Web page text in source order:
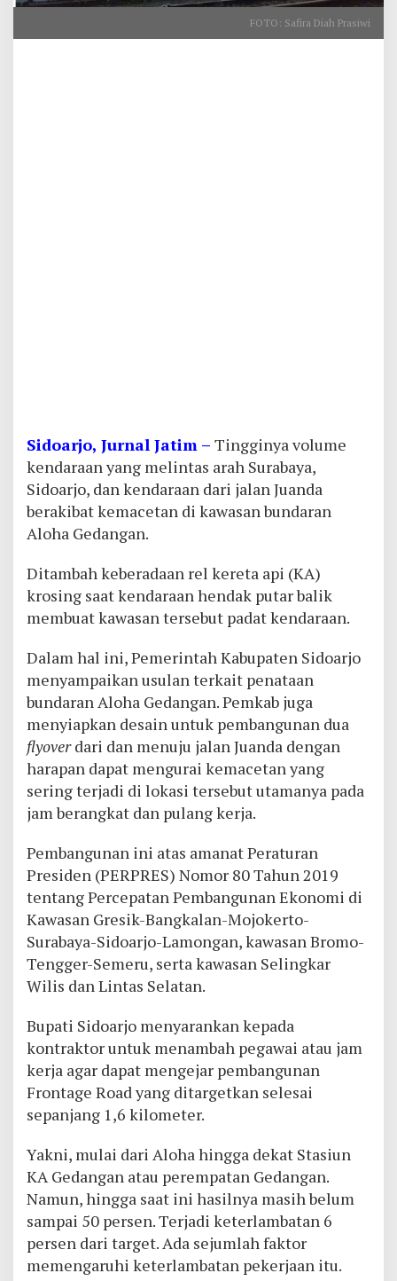
FOTO: Safira Diah Prasiwi
Sidoarjo, Jurnal Jatim – Tingginya volume
kendaraan yang melintas arah Surabaya,
Sidoarjo, dan kendaraan dari jalan Juanda
berakibat kemacetan di kawasan bundaran
Aloha Gedangan.
Ditambah keberadaan rel kereta api (KA)
krosing saat kendaraan hendak putar balik
membuat kawasan tersebut padat kendaraan.
Dalam hal ini, Pemerintah Kabupaten Sidoarjo
menyampaikan usulan terkait penataan
bundaran Aloha Gedangan. Pemkab juga
menyiapkan desain untuk pembangunan dua
flyoverdari dan menuju jalan Juanda dengan
harapan dapat mengurai kemacetan yang
sering terjadi di lokasi tersebut utamanya pada
jam berangkat dan pulang kerja.
Pembangunan ini atas amanat Peraturan
Presiden (PERPRES) Nomor 80 Tahun 2019
tentang Percepatan Pembangunan Ekonomi di
Kawasan Gresik-Bangkalan-Mojokerto-
Surabaya-Sidoarjo-Lamongan, kawasan Bromo-
Tengger-Semeru, serta kawasan Selingkar
Wilis dan Lintas Selatan.
Bupati Sidoarjo menyarankan kepada
kontraktor untuk menambah pegawai atau jam
kerja agar dapat mengejar pembangunan
Frontage Road yang ditargetkan selesai
sepanjang 1,6 kilometer.
Yakni, mulai dari Aloha hingga dekat Stasiun
KA Gedangan atau perempatan Gedangan.
Namun, hingga saat ini hasilnya masih belum
sampai 50 persen. Terjadi keterlambatan 6
persen dari target. Ada sejumlah faktor
memengaruhi keterlambatan pekerjaan itu.